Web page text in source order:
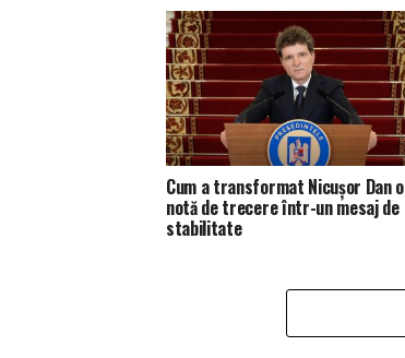
Cum a transformat Nicușor Dan o
notă de trecere într-un mesaj de
stabilitate